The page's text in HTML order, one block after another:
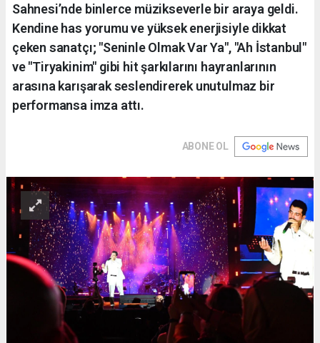
Sahnesi’nde binlerce müzikseverle bir araya geldi.
Kendine has yorumu ve yüksek enerjisiyle dikkat
çeken sanatçı; "Seninle Olmak Var Ya", "Ah İstanbul"
ve "Tiryakinim" gibi hit şarkılarını hayranlarının
arasına karışarak seslendirerek unutulmaz bir
performansa imza attı.
ABONE OL